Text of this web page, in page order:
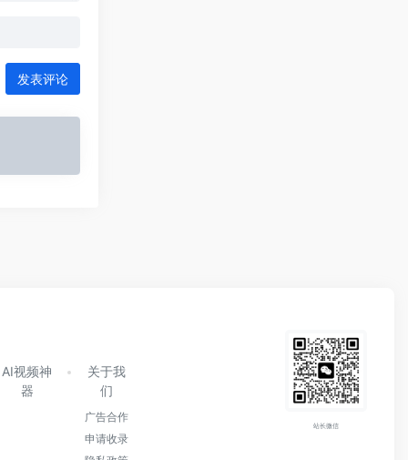
发表评论
AI视频神
器
关于我
们
广告合作
申请收录
站长微信